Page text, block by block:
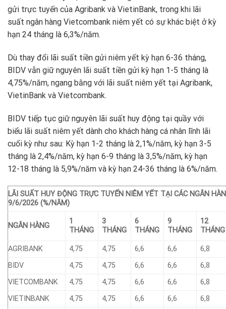
gửi trực tuyến của Agribank và VietinBank, trong khi lãi
suất ngân hàng Vietcombank niêm yết có sự khác biệt ở kỳ
hạn 24 tháng là 6,3%/năm.
Dù thay đổi lãi suất tiền gửi niêm yết kỳ hạn 6-36 tháng,
BIDV vẫn giữ nguyên lãi suất tiền gửi kỳ hạn 1-5 tháng là
4,75%/năm, ngang bằng với lãi suất niêm yết tại Agribank,
VietinBank và Vietcombank.
BIDV tiếp tục giữ nguyên lãi suất huy động tại quầy với
biểu lãi suất niêm yết dành cho khách hàng cá nhân lĩnh lãi
cuối kỳ như sau: Kỳ hạn 1-2 tháng là 2,1%/năm, kỳ hạn 3-5
tháng là 2,4%/năm, kỳ hạn 6-9 tháng là 3,5%/năm, kỳ hạn
12-18 tháng là 5,9%/năm và kỳ hạn 24-36 tháng là 6%/năm.
LÃI SUẤT HUY ĐỘNG TRỰC TUYẾN NIÊM YẾT TẠI CÁC NGÂN
9/6/2026 (%/NĂM)
NGÂN HÀNG
1
THÁNG
3
THÁNG
6
THÁNG
9
THÁNG
12
THÁNG
AGRIBANK 4,75 4,75 6,6 6,6
6,8
BIDV
4,75 4,75 6,6 6,6
6,8
VIETCOMBANK
4,75 4,75 6,6 6,6
6,8
VIETINBANK
4,75 4,75 6,6 6,6
6,8